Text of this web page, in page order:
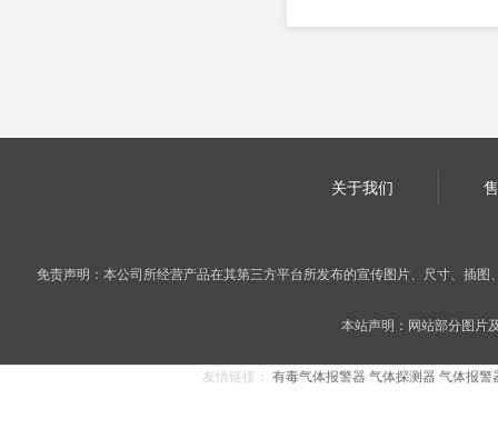
关于我们
免责声明：本公司所经营产品在其第三方平台所发布的宣传图片、尺寸、插
本站声明：网站部分图片
友情链接： 有毒气体报警器 气体探测器 气体报警